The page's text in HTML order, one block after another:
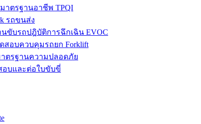
าตรฐานอาชีพ TPQI
รถขนส่ง
ขับรถปฎิบัติการฉึกเฉิน EVOC
สอบควบคุมรถยก Forklift
ตรฐานความปลอดภัย
บและต่อใบขับขี่